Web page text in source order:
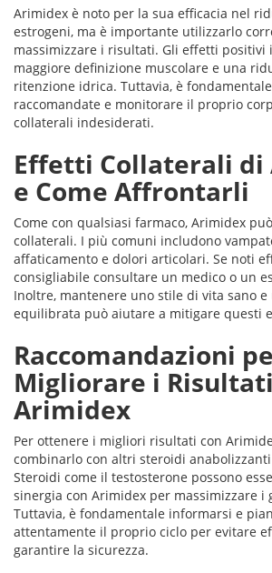
Arimidex è noto per la sua efficacia nel
estrogeni, ma è importante utilizzarlo
massimizzare i risultati. Gli effetti positivi
maggiore definizione muscolare e una
ritenzione idrica. Tuttavia, è
raccomandate e monitorare il proprio
collaterali indesiderati.
Effetti Collaterali
e Come Affrontarli
Come con qualsiasi farmaco, Arimidex
collaterali. I più comuni includono
affaticamento e dolori articolari. Se noti
consigliabile consultare un medico o un
Inoltre, mantenere uno stile di vita sano e
equilibrata può aiutare a mitigare questi
Raccomandazioni
Migliorare i
Arimidex
Per ottenere i migliori risultati con
combinarlo con altri steroidi
Steroidi come il testosterone possono
sinergia con Arimidex per massimizzare i
Tuttavia, è fondamentale informarsi e
attentamente il proprio ciclo per evitare
garantire la sicurezza.